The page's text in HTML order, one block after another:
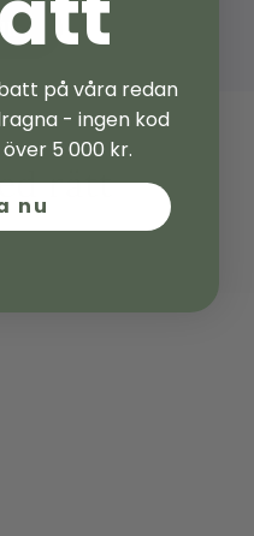
rätt
på våra redan
- ingen kod
5 000 kr.
nu